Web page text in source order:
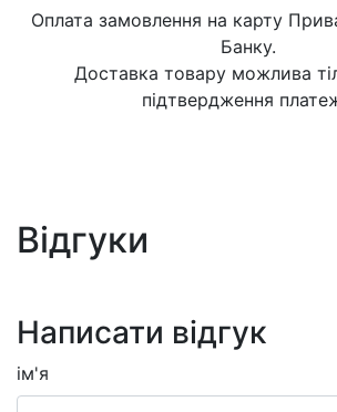
Оплата замовлення на карту
Банку.
Доставка товару можлива
підтвердження
Відгуки
Написати відгук
ім'я